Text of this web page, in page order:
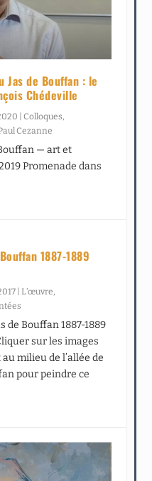
Jas de Bouffan : le
Chédeville
|Colloques,
Cezanne
— art et
Promenade dans
1887-1889
L’œuvre
de Bouffan 1887-1889
sur les images
milieu de l’allée de
pour peindre ce